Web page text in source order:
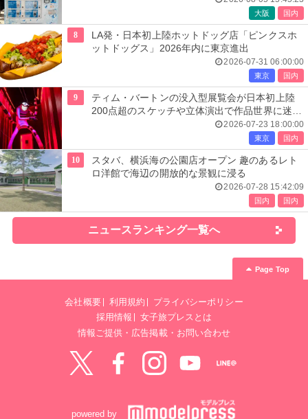
大阪 国内
8
LA発・日本初上陸ホットドッグ店「ピンクスホ
ットドッグス」2026年内に東京進出
2026-07-31 06:00:00
東京 国内
9
ティム・バートンの没入型展覧会が日本初上陸
200点超のスケッチや立体演出で作品世界に迷い
2026-07-23 18:00:00
東京 国内
10
スタバ、横浜海の公園店オープン 趣のあるレト
ロ洋館で海辺の開放的な景観に浸る
2026-07-28 15:42:09
国内 国内
ニュースランキング一覧へ
Page Top
会社概要 利用規約
プライバシーポリシー
採用情報
女子旅プレスとは
情報ご提供・広告掲載・お問い合わせ
powered by